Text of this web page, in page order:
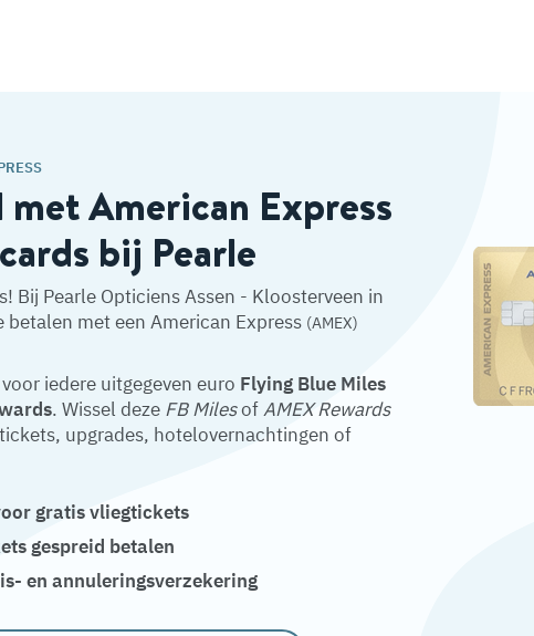
met American Express
bij Pearle
Bij Pearle Opticiens Assen - Kloosterveen in
betalen met een American Express (AMEX)
iedere uitgegeven euro Flying Blue Miles
. Wissel deze FB MilesofAMEX Rewards
upgrades, hotelovernachtingen of
gratis vliegtickets
gespreid betalen
en annuleringsverzekering